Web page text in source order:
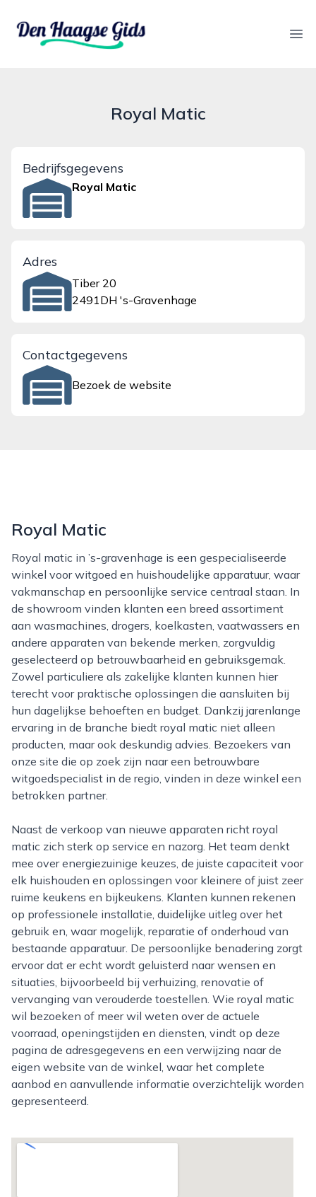
denhaagsegids.nl
Royal Matic
Bedrijfsgegevens
Royal Matic
Adres
Tiber 20
2491DH 's-Gravenhage
Contactgegevens
Bezoek de website
Royal Matic
Royal matic in ’s-gravenhage is een gespecialiseerde
winkel voor witgoed en huishoudelijke apparatuur, waar
vakmanschap en persoonlijke service centraal staan. In
de showroom vinden klanten een breed assortiment
aan wasmachines, drogers, koelkasten, vaatwassers en
andere apparaten van bekende merken, zorgvuldig
geselecteerd op betrouwbaarheid en gebruiksgemak.
Zowel particuliere als zakelijke klanten kunnen hier
terecht voor praktische oplossingen die aansluiten bij
hun dagelijkse behoeften en budget. Dankzij jarenlange
ervaring in de branche biedt royal matic niet alleen
producten, maar ook deskundig advies. Bezoekers van
onze site die op zoek zijn naar een betrouwbare
witgoedspecialist in de regio, vinden in deze winkel een
betrokken partner.
Naast de verkoop van nieuwe apparaten richt royal
matic zich sterk op service en nazorg. Het team denkt
mee over energiezuinige keuzes, de juiste capaciteit voor
elk huishouden en oplossingen voor kleinere of juist zeer
ruime keukens en bijkeukens. Klanten kunnen rekenen
op professionele installatie, duidelijke uitleg over het
gebruik en, waar mogelijk, reparatie of onderhoud van
bestaande apparatuur. De persoonlijke benadering zorgt
ervoor dat er echt wordt geluisterd naar wensen en
situaties, bijvoorbeeld bij verhuizing, renovatie of
vervanging van verouderde toestellen. Wie royal matic
wil bezoeken of meer wil weten over de actuele
voorraad, openingstijden en diensten, vindt op deze
pagina de adresgegevens en een verwijzing naar de
eigen website van de winkel, waar het complete
aanbod en aanvullende informatie overzichtelijk worden
gepresenteerd.